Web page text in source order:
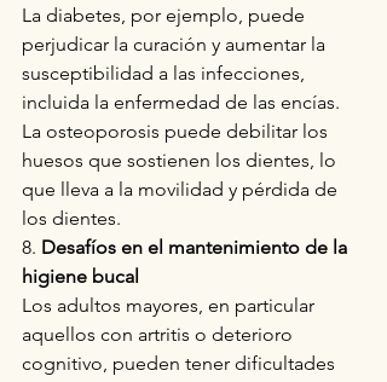
La diabetes, por ejemplo, puede
perjudicar la curación y aumentar la
susceptibilidad a las infecciones,
incluida la enfermedad de las encías.
La osteoporosis puede debilitar los
huesos que sostienen los dientes, lo
que lleva a la movilidad y pérdida de
los dientes.
8. Desafíos en el mantenimiento de la
higiene bucal
Los adultos mayores, en particular
aquellos con artritis o deterioro
cognitivo, pueden tener dificultades